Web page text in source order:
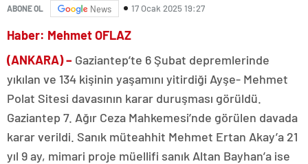
ABONE OL News 17 Ocak 2025 19:27
Haber: Mehmet OFLAZ
(ANKARA) – Gaziantep’te 6 Şubat depremlerinde
yıkılan ve 134 kişinin yaşamını yitirdiği Ayşe- Mehmet
Polat Sitesi davasının karar duruşması görüldü.
Gaziantep 7. Ağır Ceza Mahkemesi’nde görülen davada
karar verildi. Sanık müteahhit Mehmet Ertan Akay’a 21
yıl 9 ay, mimari proje müellifi sanık Altan Bayhan’a ise